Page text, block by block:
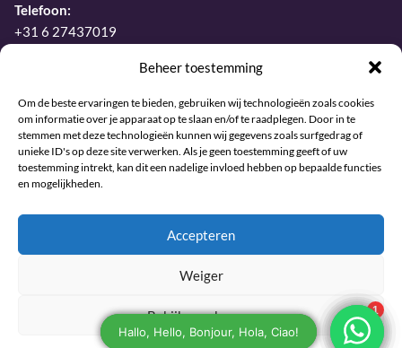
Beheer toestemming
Om de beste ervaringen te bieden, gebruiken wij technologieën zoals cookies
om informatie over je apparaat op te slaan en/of te raadplegen. Door in te
stemmen met deze technologieën kunnen wij gegevens zoals surfgedrag of
unieke ID's op deze site verwerken. Als je geen toestemming geeft of uw
toestemming intrekt, kan dit een nadelige invloed hebben op bepaalde functies
en mogelijkheden.
Accepteren
Weiger
Bekijk voorkeuren
Telefoon:
+31 6 27437019
Bekijk onze reviews
© 2026 Sjamaan.nl. Alle rechten voorbehouden.
Maintained and developed with joy by The Werks